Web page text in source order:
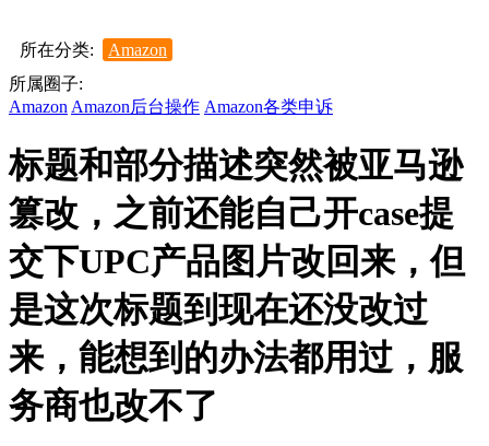
所在分类:
Amazon
所属圈子:
Amazon Amazon后台操作 Amazon各类申诉
标题和部分描述突然被亚马逊
篡改，之前还能自己开case提
交下UPC产品图片改回来，但
是这次标题到现在还没改过
来，能想到的办法都用过，服
务商也改不了